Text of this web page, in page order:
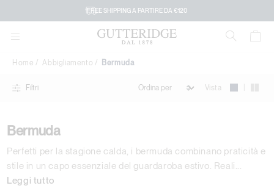
FREE SHIPPING A PARTIRE DA €120
Home Abbigliamento Bermuda
Filtri Vista
Bermuda
Perfetti per la stagione calda, i bermuda combinano praticità e
stile in un capo essenziale del guardaroba estivo. Reali...
Leggi tutto